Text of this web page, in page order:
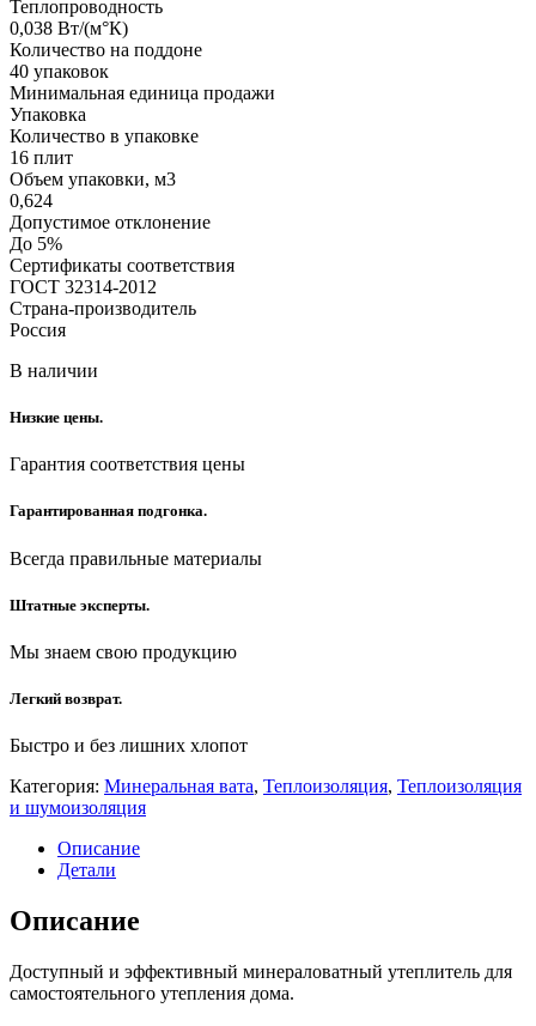
Теплопроводность
0,038 Вт/(м°К)
Количество на поддоне
40 упаковок
Минимальная единица продажи
Упаковка
Количество в упаковке
16 плит
Объем упаковки, м3
0,624
Допустимое отклонение
До 5%
Сертификаты соответствия
ГОСТ 32314-2012
Страна-производитель
Россия
В наличии
Низкие цены.
Гарантия соответствия цены
Гарантированная подгонка.
Всегда правильные материалы
Штатные эксперты.
Мы знаем свою продукцию
Легкий возврат.
Быстро и без лишних хлопот
Категория: Минеральная вата, Теплоизоляция, Теплоизоляция
и шумоизоляция
Описание
Детали
Описание
Доступный и эффективный минераловатный утеплитель для
самостоятельного утепления дома.